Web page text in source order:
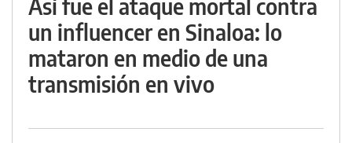
Así fue el ataque mortal contra
un influencer en Sinaloa: lo
mataron en medio de una
transmisión en vivo